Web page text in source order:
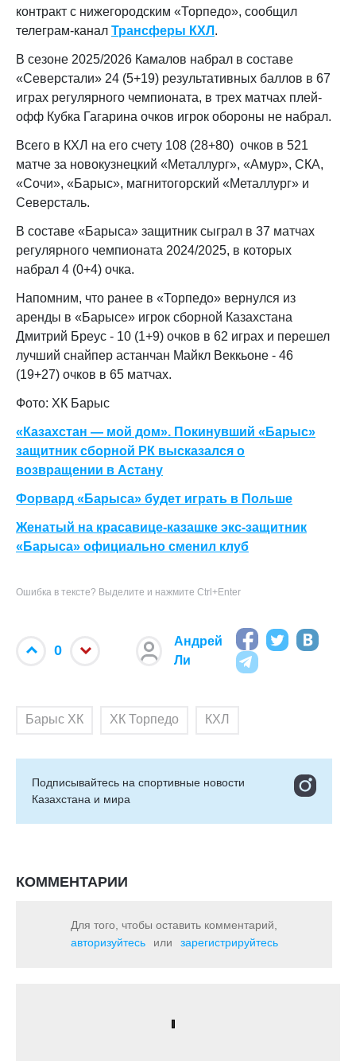
контракт с нижегородским «Торпедо», сообщил
телеграм-канал Трансферы КХЛ .
В сезоне 2025/2026 Камалов набрал в составе
«Северстали» 24 (5+19) результативных баллов в 67
играх регулярного чемпионата, в трех матчах плей-
офф Кубка Гагарина очков игрок обороны не набрал.
Всего в КХЛ на его счету 108 (28+80) очков в 521
матче за новокузнецкий «Металлург», «Амур», СКА,
«Сочи», «Барыс», магнитогорский «Металлург» и
Северсталь.
В составе «Барыса» защитник сыграл в 37 матчах
регулярного чемпионата 2024/2025, в которых
набрал 4 (0+4) очка.
Напомним, что ранее в «Торпедо» вернулся из
аренды в «Барысе» игрок сборной Казахстана
Дмитрий Бреус - 10 (1+9) очков в 62 играх и перешел
лучший снайпер астанчан Майкл Веккьоне - 46
(19+27) очков в 65 матчах.
Фото: ХК Барыс
«Казахстан — мой дом». Покинувший «Барыс»
защитник сборной РК высказался о
возвращении в Астану
Форвард «Барыса» будет играть в Польше
Женатый на красавице-казашке экс-защитник
«Барыса» официально сменил клуб
Ошибка в тексте? Выделите и нажмите Ctrl+Enter
0
Андрей
Ли
Барыс ХК ХК Торпедо КХЛ
Подписывайтесь на cпортивные новости
Казахстана и мира
КОММЕНТАРИИ
Для того, чтобы оставить комментарий,
авторизуйтесь
или зарегистрируйтесь